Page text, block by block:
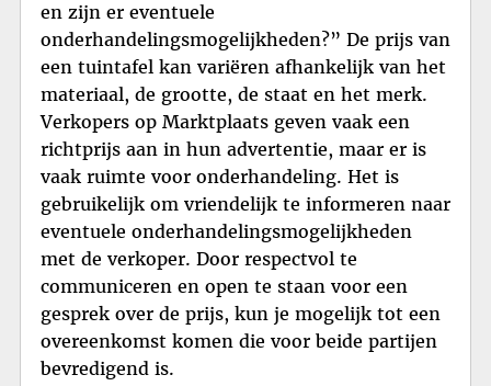
en zijn er eventuele
onderhandelingsmogelijkheden?” De prijs van
een tuintafel kan variëren afhankelijk van het
materiaal, de grootte, de staat en het merk.
Verkopers op Marktplaats geven vaak een
richtprijs aan in hun advertentie, maar er is
vaak ruimte voor onderhandeling. Het is
gebruikelijk om vriendelijk te informeren naar
eventuele onderhandelingsmogelijkheden
met de verkoper. Door respectvol te
communiceren en open te staan voor een
gesprek over de prijs, kun je mogelijk tot een
overeenkomst komen die voor beide partijen
bevredigend is.